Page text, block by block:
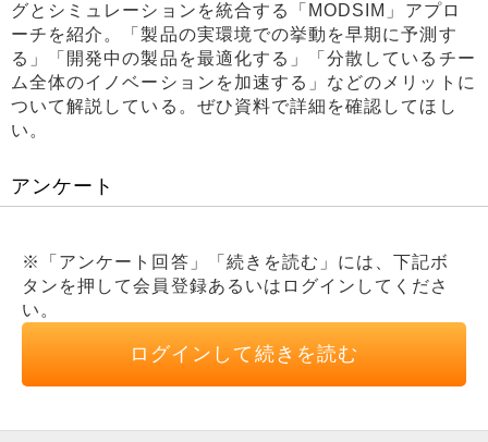
グとシミュレーションを統合する「MODSIM」アプロ
ーチを紹介。「製品の実環境での挙動を早期に予測す
る」「開発中の製品を最適化する」「分散しているチー
ム全体のイノベーションを加速する」などのメリットに
ついて解説している。ぜひ資料で詳細を確認してほし
い。
アンケート
※「アンケート回答」「続きを読む」には、下記ボ
タンを押して会員登録あるいはログインしてくださ
い。
ログインして続きを読む